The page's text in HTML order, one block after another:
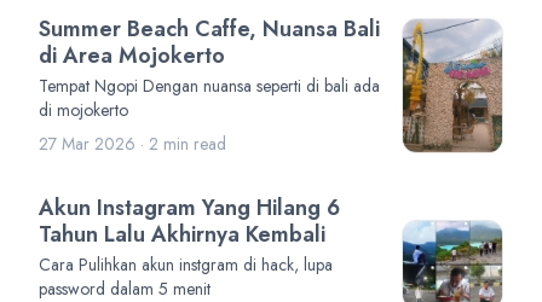
Summer Beach Caffe, Nuansa Bali
di Area Mojokerto
Tempat Ngopi Dengan nuansa seperti di bali ada
di mojokerto
27 Mar 2026 · 2 min read
Akun Instagram Yang Hilang 6
Tahun Lalu Akhirnya Kembali
Cara Pulihkan akun instgram di hack, lupa
password dalam 5 menit